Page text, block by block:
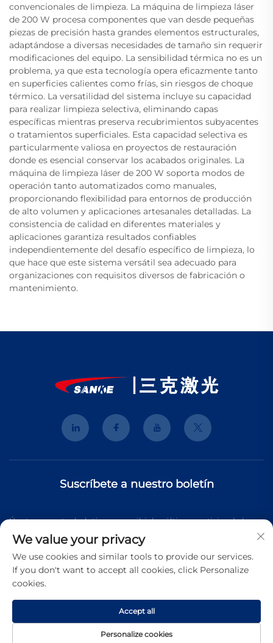
convencionales de limpieza. La máquina de limpieza láser
de 200 W procesa componentes que van desde pequeñas
piezas de precisión hasta grandes elementos estructurales,
adaptándose a diversas necesidades de tamaño sin requerir
modificaciones del equipo. La sensibilidad térmica no es un
problema, ya que esta tecnología opera eficazmente tanto
en superficies calientes como frías, sin riesgos de choque
térmico. La versatilidad del sistema incluye su capacidad
para realizar limpieza selectiva, eliminando capas
específicas mientras preserva recubrimientos subyacentes
o tratamientos superficiales. Esta capacidad selectiva es
particularmente valiosa en proyectos de restauración
donde es esencial conservar los acabados originales. La
máquina de limpieza láser de 200 W soporta modos de
operación tanto automatizados como manuales,
proporcionando flexibilidad para entornos de producción
de alto volumen y aplicaciones artesanales detalladas. La
consistencia de calidad en diferentes materiales y
aplicaciones garantiza resultados confiables
independientemente del desafío específico de limpieza, lo
que hace que este sistema versátil sea adecuado para
organizaciones con requisitos diversos de fabricación o
mantenimiento.
Suscríbete a nuestro boletín
Únete a nuestro boletín para recibir las últimas noticias de la
industria, actualizaciones y perspectivas de nuestro equipo.
Derechos de autor © 2025 Shanghai 3K Laser Technology Co.,
Ltd. Todos los derechos reservados.Política de Privacidad
We value your privacy
We use cookies and similar tools to provide our services.
If you don't want to accept all cookies, click Personalize
cookies.
Personalize cookies
Accept all